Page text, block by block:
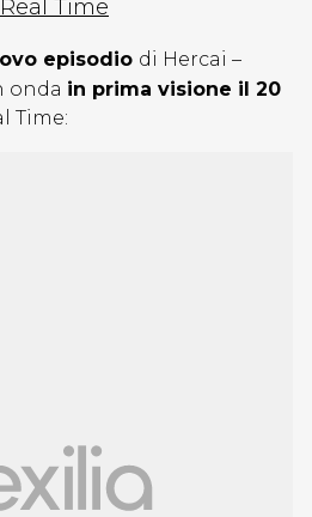
Time
episodio di Hercai –
onda in prima visione il 20
Time: